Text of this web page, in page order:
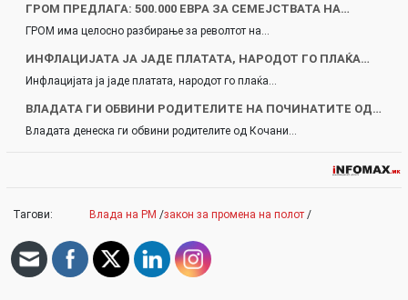
ГРОМ ПРЕДЛАГА: 500.000 ЕВРА ЗА СЕМЕЈСТВАТА НА…
ГРОМ има целосно разбирање за револтот на…
ИНФЛАЦИЈАТА ЈА ЈАДЕ ПЛАТАТА, НАРОДОТ ГО ПЛАЌА…
Инфлацијата ја јаде платата, народот го плаќа…
ВЛАДАТА ГИ ОБВИНИ РОДИТЕЛИТЕ НА ПОЧИНАТИТЕ ОД…
Владата денеска ги обвини родителите од Кочани…
Тагови: Влада на РМ /закон за промена на полот /